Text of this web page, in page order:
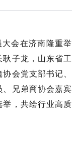
会在济南隆重举
子龙，山东省工
会党支部书记、
兄弟商协会嘉宾
举，共绘行业高质